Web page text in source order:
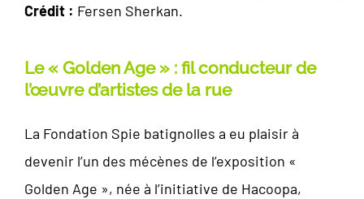
Crédit : Fersen Sherkan.
Le « Golden Age » : fil conducteur de
l’œuvre d’artistes de la rue
La Fondation Spie batignolles a eu plaisir à
devenir l’un des mécènes de l’exposition «
Golden Age », née à l’initiative de Hacoopa,